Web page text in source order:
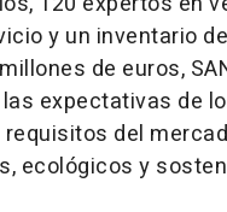
y un inventario de
de euros,
expectativas de
del
ecológicos y